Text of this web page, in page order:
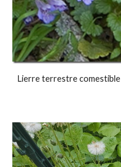
Lierre terrestre comestible